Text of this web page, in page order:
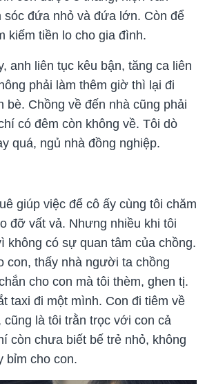
sóc đứa nhỏ và đứa lớn. Còn để
kiếm tiền lo cho gia đình.
anh liên tục kêu bận, tăng ca liên
phải làm thêm giờ thì lại đi
bè. Chồng về đến nhà cũng phải
có đêm còn không về. Tôi dò
quá, ngủ nhà đồng nghiệp.
giúp việc để cô ấy cùng tôi chăm
đỡ vất vả. Nhưng nhiều khi tôi
không có sự quan tâm của chồng.
con, thấy nhà người ta chồng
cho con mà tôi thèm, ghen tị.
taxi đi một mình. Con đi tiêm về
cũng là tôi trằn trọc với con cả
còn chưa biết bế trẻ nhỏ, không
bỉm cho con.